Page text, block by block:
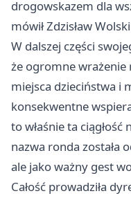
drogowskazem dla
mówił Zdzisław
W dalszej części
że ogromne wrażenie
miejsca dzieciństwa i
konsekwentne
to właśnie ta ciągłość
nazwa ronda została
ale jako ważny gest
Całość prowadziła